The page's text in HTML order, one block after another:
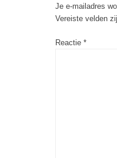
Je e-mailadres
Vereiste velden
Reactie *